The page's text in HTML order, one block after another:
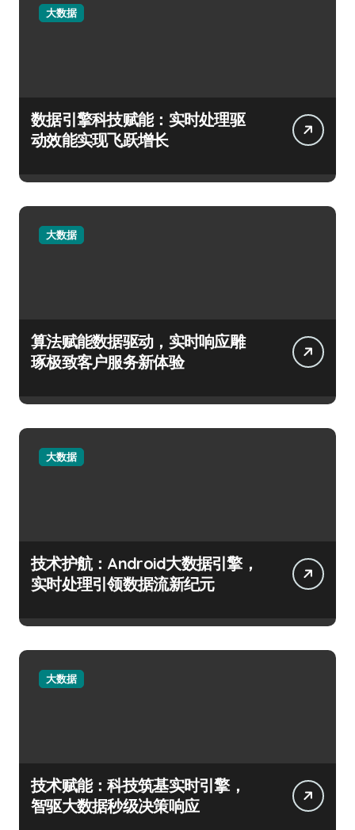
大数据
数据引擎科技赋能：实时处理驱
动效能实现飞跃增长
大数据
算法赋能数据驱动，实时响应雕
琢极致客户服务新体验
大数据
技术护航：Android大数据引擎，
实时处理引领数据流新纪元
大数据
技术赋能：科技筑基实时引擎，
智驱大数据秒级决策响应